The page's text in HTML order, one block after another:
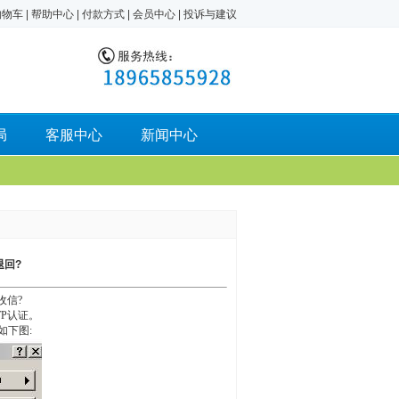
车 帮助中心 付款方式 会员中心 投诉与建议
客服中心 新闻中心
回?
信?
证。
下图: